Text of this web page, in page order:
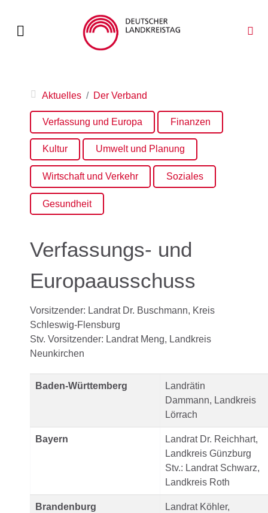
Aktuelles Der Verband
Verfassung und Europa Finanzen
Kultur Umwelt und Planung
Wirtschaft und Verkehr Soziales
Gesundheit
Verfassungs- und
Europaausschuss
Vorsitzender: Landrat Dr. Buschmann, Kreis
Schleswig-Flensburg
Stv. Vorsitzender: Landrat Meng, Landkreis
Neunkirchen
Baden-Württemberg
Landrätin
Dammann, Landkreis
Lörrach
Bayern
Landrat Dr. Reichhart,
Landkreis Günzburg
Stv.: Landrat Schwarz,
Landkreis Roth
Brandenburg
Landrat Köhler,